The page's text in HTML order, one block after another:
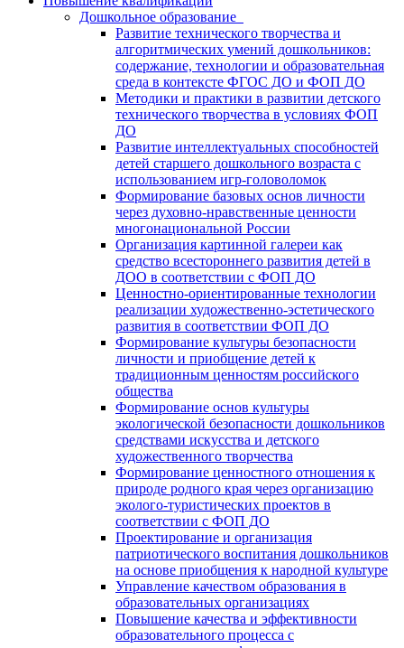
Дошкольное образование
Развитие технического творчества и
алгоритмических умений дошкольников:
содержание, технологии и образовательная
среда в контексте ФГОС ДО и ФОП ДО
Методики и практики в развитии детского
технического творчества в условиях ФОП
ДО
Развитие интеллектуальных способностей
детей старшего дошкольного возраста с
использованием игр-головоломок
Формирование базовых основ личности
через духовно-нравственные ценности
многонациональной России
Организация картинной галереи как
средство всестороннего развития детей в
ДОО в соответствии с ФОП ДО
Ценностно-ориентированные технологии
реализации художественно-эстетического
развития в соответствии ФОП ДО
Формирование культуры безопасности
личности и приобщение детей к
традиционным ценностям российского
общества
Формирование основ культуры
экологической безопасности дошкольников
средствами искусства и детского
художественного творчества
Формирование ценностного отношения к
природе родного края через организацию
эколого-туристических проектов в
соответствии с ФОП ДО
Проектирование и организация
патриотического воспитания дошкольников
на основе приобщения к народной культуре
Управление качеством образования в
образовательных организациях
Повышение качества и эффективности
образовательного процесса с